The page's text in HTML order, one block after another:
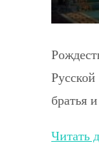
братья
Читать